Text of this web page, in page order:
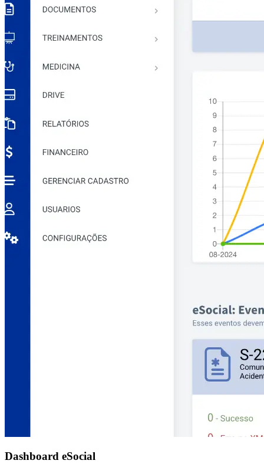
Dashboard eSocial